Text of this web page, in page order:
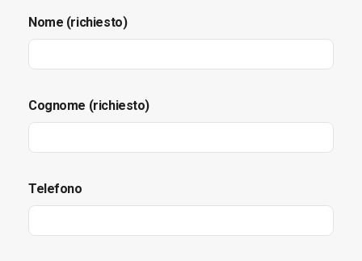
Nome (richiesto)
Cognome (richiesto)
Telefono